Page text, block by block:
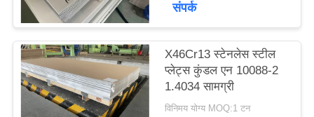
संपर्क
X46Cr13 स्टेनलेस स्टील
प्लेट्स कुंडल एन 10088-2
1.4034 सामग्री
विनिमय योग्य MOQ:1 टन